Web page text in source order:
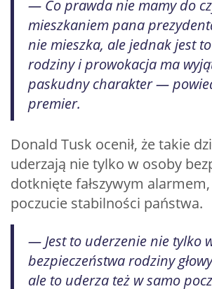
— Co prawda nie mamy do
mieszkaniem pana
nie mieszka, ale jednak jest
rodziny i prowokacja ma
paskudny charakter —
premier.
Donald Tusk ocenił, że takie
uderzają nie tylko w osoby
dotknięte fałszywym
poczucie stabilności państwa.
— Jest to uderzenie nie tylko
bezpieczeństwa rodziny
ale to uderza też w samo